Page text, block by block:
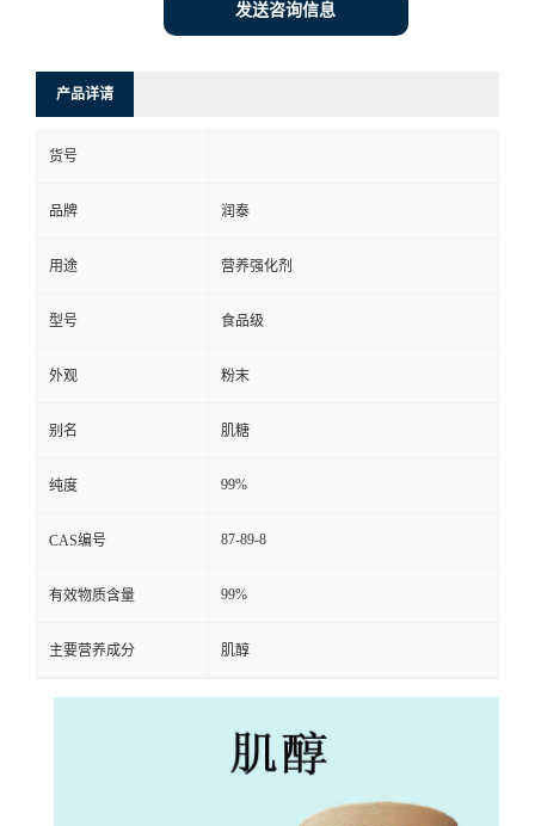
发送咨询信息
产品详请
货号
品牌 润泰
用途 营养强化剂
型号 食品级
外观 粉末
别名 肌糖
纯度 99%
CAS编号 87-89-8
有效物质含量 99%
主要营养成分 肌醇